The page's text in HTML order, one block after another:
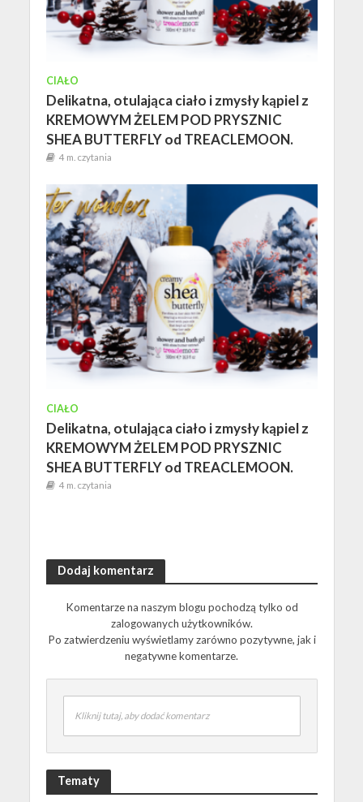
CIAŁO
Delikatna, otulająca ciało i zmysły kąpiel z
KREMOWYM ŻELEM POD PRYSZNIC
SHEA BUTTERFLY od TREACLEMOON.
4 m. czytania
CIAŁO
Delikatna, otulająca ciało i zmysły kąpiel z
KREMOWYM ŻELEM POD PRYSZNIC
SHEA BUTTERFLY od TREACLEMOON.
4 m. czytania
Dodaj komentarz
Komentarze na naszym blogu pochodzą tylko od
zalogowanych użytkowników.
Po zatwierdzeniu wyświetlamy zarówno pozytywne, jak i
negatywne komentarze.
Kliknij tutaj, aby dodać komentarz
Tematy